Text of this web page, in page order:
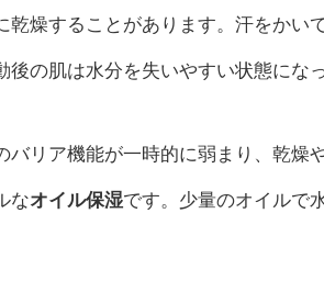
乾燥することがあります。汗をかい
の肌は水分を失いやすい状態にな
リア機能が一時的に弱まり、乾燥
なオイル保湿です。少量のオイルで